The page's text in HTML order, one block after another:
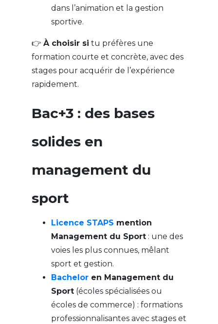
dans l’animation et la gestion
sportive.
👉 À choisir si tu préfères une
formation courte et concrète, avec des
stages pour acquérir de l’expérience
rapidement.
Bac+3 : des bases
solides en
management du
sport
Licence STAPS mention
Management du Sport: une des
voies les plus connues, mêlant
sport et gestion.
Bacheloren Management du
Sport(écoles spécialisées ou
écoles de commerce) : formations
professionnalisantes avec stages et